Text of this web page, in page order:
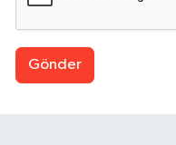
Gönder